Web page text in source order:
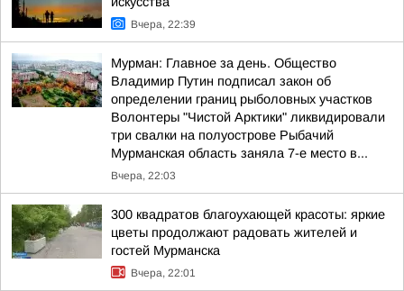
Вчера, 22:39
Мурман: Главное за день. Общество
Владимир Путин подписал закон об
определении границ рыболовных участков
Волонтеры "Чистой Арктики" ликвидировали
три свалки на полуострове Рыбачий
Мурманская область заняла 7-е место в...
Вчера, 22:03
300 квадратов благоухающей красоты: яркие
цветы продолжают радовать жителей и
гостей Мурманска
Вчера, 22:01